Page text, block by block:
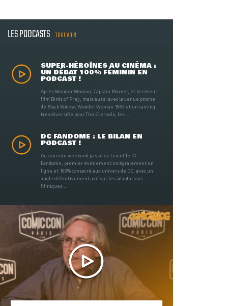
LES PODCASTS TOUT VOIR
SUPER-HÉROÏNES AU CINÉMA :
UN DÉBAT 100% FÉMININ EN
PODCAST !
Après Wonder Woman, Captain Marvel, et le récent
film Birds of Prey, mais aussi avec la venue proche
de Black Widow, Wonder Woman 1984 et un casting
très diversifié pour The Eternals, les ...
DC FANDOME : LE BILAN EN
PODCAST !
Au cours du weekend passé se tenait le DC
Fandome, premier évènement intégralement en
ligne et 100% consacré aux univers de DC, avec un
angle définitivement axé sur les adaptations
filmiques ...